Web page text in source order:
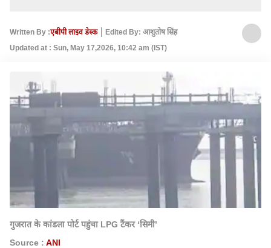
Written By :एबीपी लाइव डेस्क
Edited By: आशुतोष सिंह
Updated at : Sun, May 17,2026, 10:42 am (IST)
गुजरात के कांडला पोर्ट पहुंचा LPG टैंकर ‘सिमी’
Source : ANI